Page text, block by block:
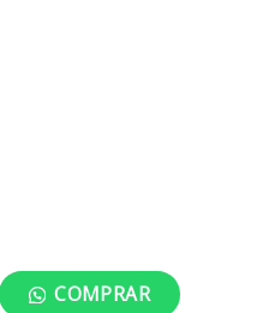
COMPRAR